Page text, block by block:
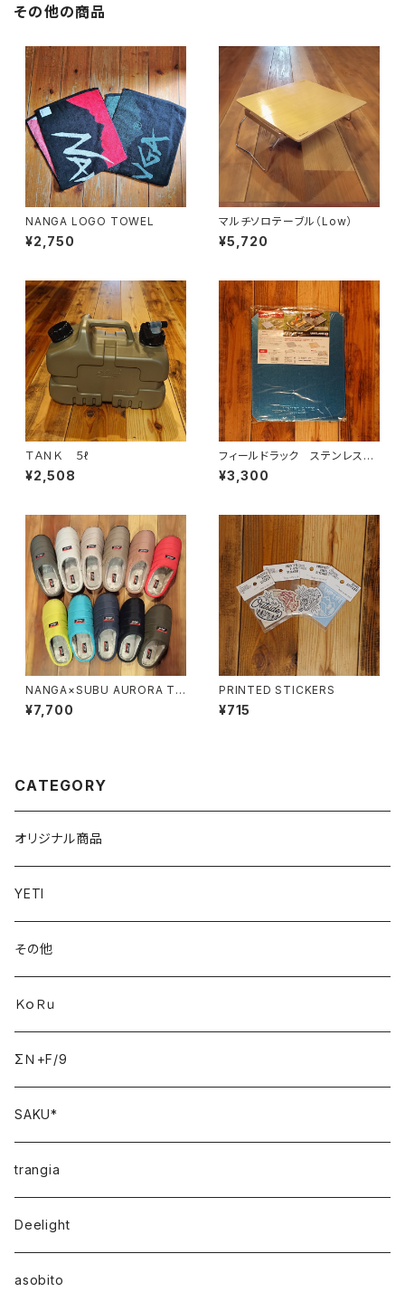
その他の商品
NANGA LOGO TOWEL
¥2,750
マルチソロテーブル（Low）
¥5,720
ＴＡＮＫ ５ℓ
¥2,508
フィールドラック ステンレス天
板 ハーフ
¥3,300
NANGA×SUBU AURORA TE
X WINTER SANDAL
¥7,700
PRINTED STICKERS
¥715
CATEGORY
オリジナル商品
YETI
その他
ＫｏＲｕ
ΣＮ+F/9
SAKU*
trangia
Deelight
asobito